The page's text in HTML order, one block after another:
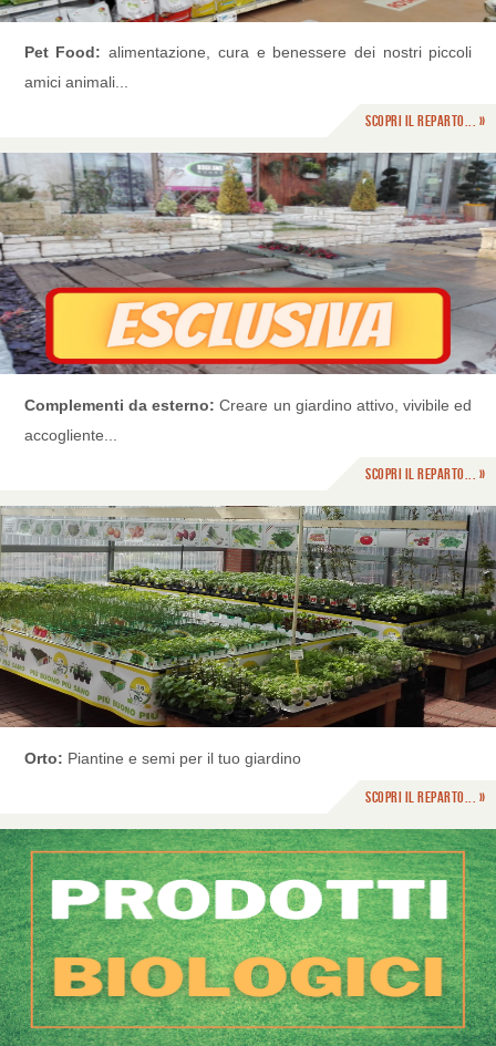
Pet Food: alimentazione, cura e benessere dei nostri piccoli
amici animali...
Scopri il reparto... »
Complementi da esterno: Creare un giardino attivo, vivibile ed
accogliente...
Scopri il reparto... »
Orto: Piantine e semi per il tuo giardino
Scopri il reparto... »